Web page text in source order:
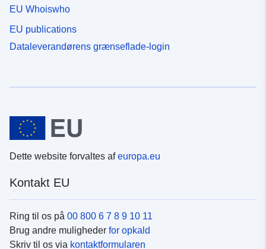
EU Whoiswho
EU publications
Dataleverandørens grænseflade-login
Dette website forvaltes afeuropa.eu
Kontakt EU
Ring til os på 00 800 6 7 8 9 10 11
Brug andre muligheder for opkald
Skriv til os via kontaktformularen